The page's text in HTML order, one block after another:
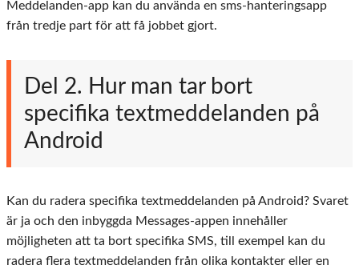
Meddelanden-app kan du använda en sms-hanteringsapp
från tredje part för att få jobbet gjort.
Del 2. Hur man tar bort
specifika textmeddelanden på
Android
Kan du radera specifika textmeddelanden på Android? Svaret
är ja och den inbyggda Messages-appen innehåller
möjligheten att ta bort specifika SMS, till exempel kan du
radera flera textmeddelanden från olika kontakter eller en